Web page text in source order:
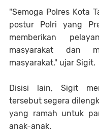
"Semoga Polres Kota
postur Polri yang
memberikan
masyarakat dan
masyarakat," ujar Sigit.
Disisi lain, Sigit
tersebut segera
yang ramah untuk
anak-anak.